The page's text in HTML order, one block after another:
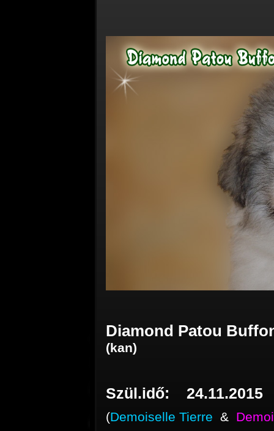
Diamond Patou
(kan)
Szül.idő: 24.11.2015
(Demoiselle Tierre &